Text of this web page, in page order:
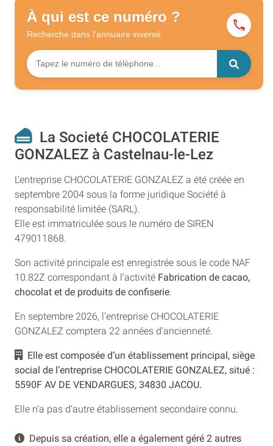
À qui est ce numéro ?
Recherche dans l'annuaire inversé
La Societé CHOCOLATERIE
GONZALEZ à Castelnau-le-Lez
L’entreprise CHOCOLATERIE GONZALEZ a été créée en
septembre 2004 sous la forme juridique Société à
responsabilité limitée (SARL).
Elle est immatriculée sous le numéro de SIREN
479011868.
Son activité principale est enregistrée sous le code NAF
10.82Z correspondant à l’activité Fabrication de cacao,
chocolat et de produits de confiserie
En septembre 2026, l'entreprise CHOCOLATERIE
GONZALEZ comptera 22 années d’ancienneté.
Elle est composée d’un établissement principal, siège
social de l’entreprise CHOCOLATERIE GONZALEZ, situé :
5590F AV DE VENDARGUES, 34830 JACOU.
Elle n’a pas d’autre établissement secondaire connu.
Depuis sa création, elle a également géré 2 autres